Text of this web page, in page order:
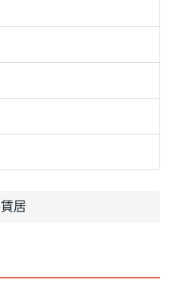
居